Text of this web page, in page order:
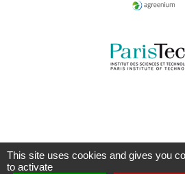
This site uses cookies and gives you
to activate